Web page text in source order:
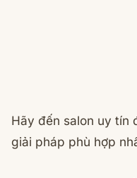
Hãy đến salon uy tín
giải pháp phù hợp